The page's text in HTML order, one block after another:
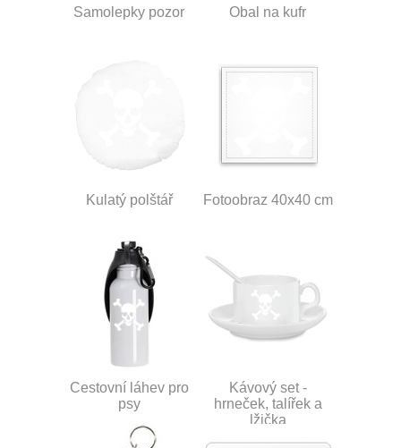
Samolepky pozor Obal na kufr
Kulatý polštář Fotoobraz 40x40 cm
Cestovní láhev pro
psy
Kávový set -
hrneček, talířek a
lžička